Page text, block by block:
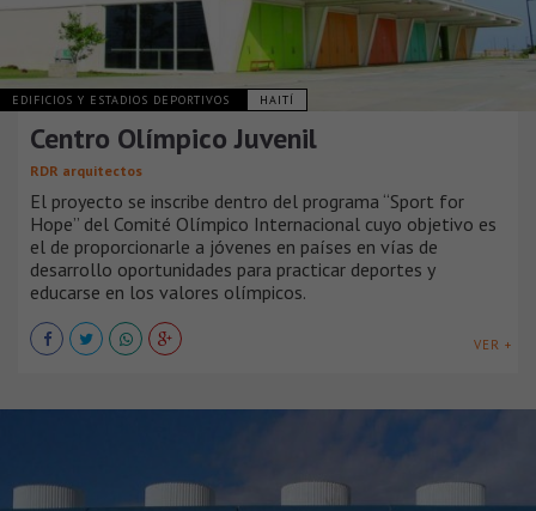
EDIFICIOS Y ESTADIOS DEPORTIVOS HAITÍ
Centro Olímpico Juvenil
RDR arquitectos
El proyecto se inscribe dentro del programa “Sport for
Hope” del Comité Olímpico Internacional cuyo objetivo es
el de proporcionarle a jóvenes en países en vías de
desarrollo oportunidades para practicar deportes y
educarse en los valores olímpicos.
VER +